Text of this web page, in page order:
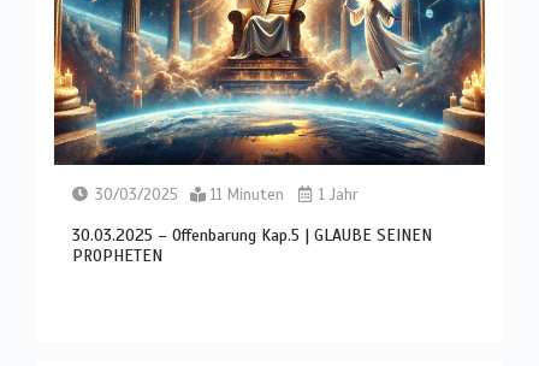
30/03/2025 11 Minuten 1 Jahr
30.03.2025 – Offenbarung Kap.5 | GLAUBE SEINEN
PROPHETEN